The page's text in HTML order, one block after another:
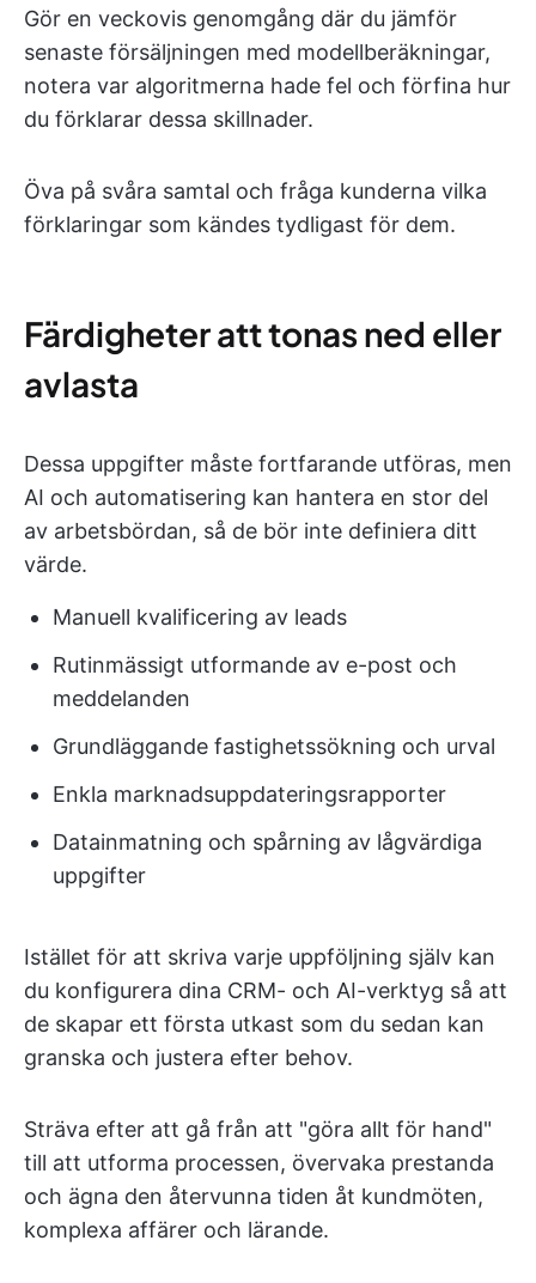
Gör en veckovis genomgång där du jämför
senaste försäljningen med modellberäkningar,
notera var algoritmerna hade fel och förfina hur
du förklarar dessa skillnader.
Öva på svåra samtal och fråga kunderna vilka
förklaringar som kändes tydligast för dem.
Färdigheter att tonas ned eller
avlasta
Dessa uppgifter måste fortfarande utföras, men
AI och automatisering kan hantera en stor del
av arbetsbördan, så de bör inte definiera ditt
värde.
Manuell kvalificering av leads
Rutinmässigt utformande av e-post och
meddelanden
Grundläggande fastighetssökning och urval
Enkla marknadsuppdateringsrapporter
Datainmatning och spårning av lågvärdiga
uppgifter
Istället för att skriva varje uppföljning själv kan
du konfigurera dina CRM- och AI-verktyg så att
de skapar ett första utkast som du sedan kan
granska och justera efter behov.
Sträva efter att gå från att "göra allt för hand"
till att utforma processen, övervaka prestanda
och ägna den återvunna tiden åt kundmöten,
komplexa affärer och lärande.